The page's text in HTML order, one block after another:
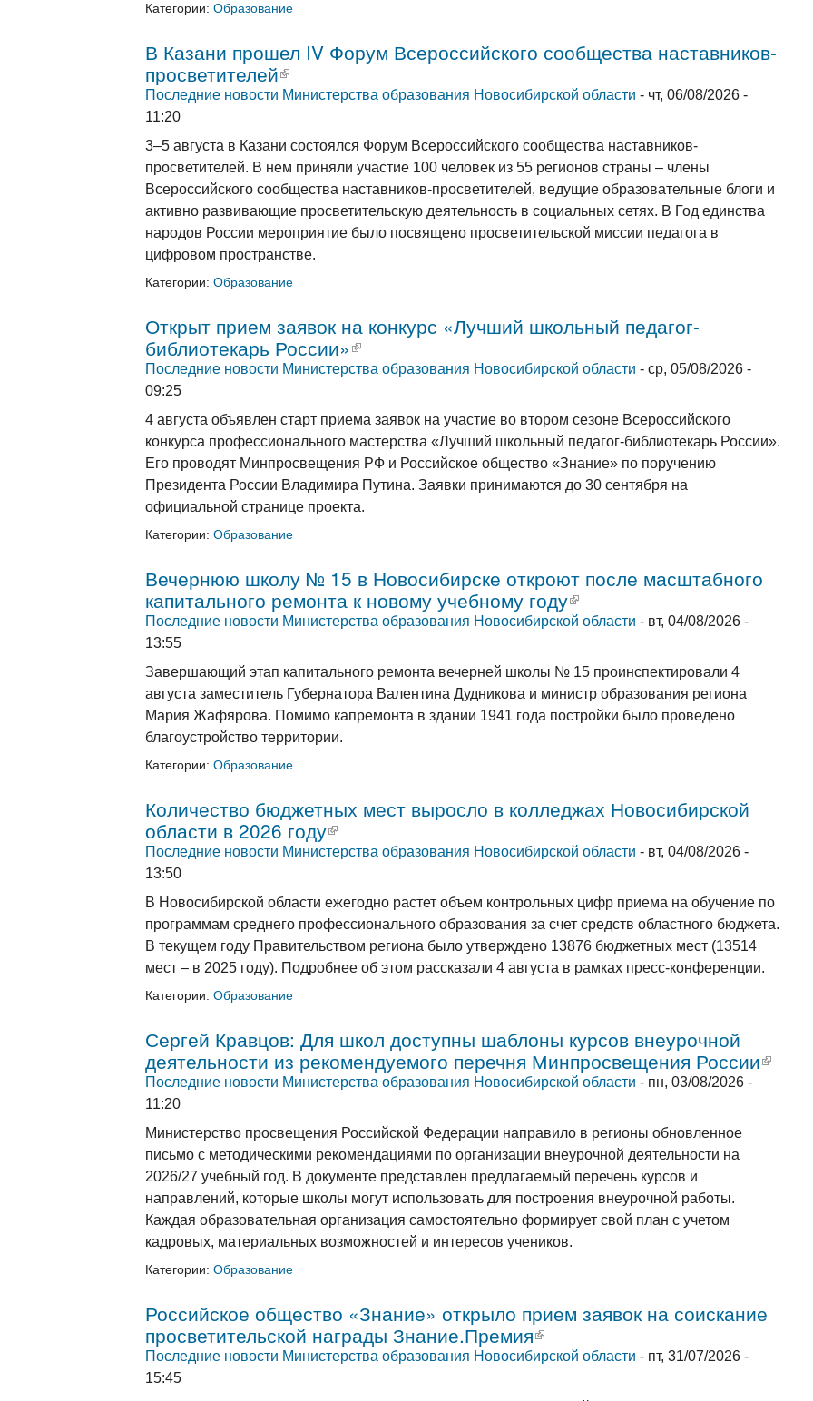
Категории: Образование
В Казани прошел IV Форум Всероссийского сообщества наставников-
просветителей(внешняя ссылка)
Последние новости Министерства образования Новосибирской области - чт, 06/08/2026 -
11:20
3–5 августа в Казани состоялся Форум Всероссийского сообщества наставников-
просветителей. В нем приняли участие 100 человек из 55 регионов страны – члены
Всероссийского сообщества наставников-просветителей, ведущие образовательные блоги и
активно развивающие просветительскую деятельность в социальных сетях. В Год единства
народов России мероприятие было посвящено просветительской миссии педагога в
цифровом пространстве.
Категории: Образование
Открыт прием заявок на конкурс «Лучший школьный педагог-
библиотекарь России»(внешняя ссылка)
Последние новости Министерства образования Новосибирской области - ср, 05/08/2026 -
09:25
4 августа объявлен старт приема заявок на участие во втором сезоне Всероссийского
конкурса профессионального мастерства «Лучший школьный педагог-библиотекарь России».
Его проводят Минпросвещения РФ и Российское общество «Знание» по поручению
Президента России Владимира Путина. Заявки принимаются до 30 сентября на
официальной странице проекта.
Категории: Образование
Вечернюю школу № 15 в Новосибирске откроют после масштабного
капитального ремонта к новому учебному году(внешняя ссылка)
Последние новости Министерства образования Новосибирской области - вт, 04/08/2026 -
13:55
Завершающий этап капитального ремонта вечерней школы № 15 проинспектировали 4
августа заместитель Губернатора Валентина Дудникова и министр образования региона
Мария Жафярова. Помимо капремонта в здании 1941 года постройки было проведено
благоустройство территории.
Категории: Образование
Количество бюджетных мест выросло в колледжах Новосибирской
области в 2026 году(внешняя ссылка)
Последние новости Министерства образования Новосибирской области - вт, 04/08/2026 -
13:50
В Новосибирской области ежегодно растет объем контрольных цифр приема на обучение по
программам среднего профессионального образования за счет средств областного бюджета.
В текущем году Правительством региона было утверждено 13876 бюджетных мест (13514
мест – в 2025 году). Подробнее об этом рассказали 4 августа в рамках пресс-конференции.
Категории: Образование
Сергей Кравцов: Для школ доступны шаблоны курсов внеурочной
деятельности из рекомендуемого перечня Минпросвещения России
Последние новости Министерства образования Новосибирской области - пн, 03/08/2026 -
11:20
Министерство просвещения Российской Федерации направило в регионы обновленное
письмо с методическими рекомендациями по организации внеурочной деятельности на
2026/27 учебный год. В документе представлен предлагаемый перечень курсов и
направлений, которые школы могут использовать для построения внеурочной работы.
Каждая образовательная организация самостоятельно формирует свой план с учетом
кадровых, материальных возможностей и интересов учеников.
Категории: Образование
Российское общество «Знание» открыло прием заявок на соискание
просветительской награды Знание.Премия(внешняя ссылка)
Последние новости Министерства образования Новосибирской области - пт, 31/07/2026 -
15:45